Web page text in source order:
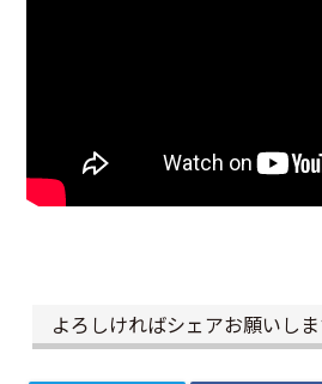
よろしければシェアお願いし